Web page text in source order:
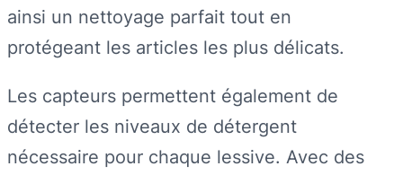
ainsi un nettoyage parfait tout en
protégeant les articles les plus délicats.
Les capteurs permettent également de
détecter les niveaux de détergent
nécessaire pour chaque lessive. Avec des